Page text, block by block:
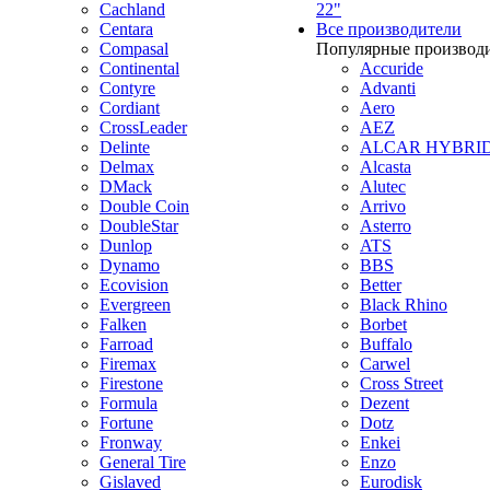
Cachland
Centara
Compasal
Continental
Contyre
Cordiant
CrossLeader
Delinte
Delmax
DMack
Double Coin
DoubleStar
Dunlop
Dynamo
Ecovision
Evergreen
Falken
Farroad
Firemax
Firestone
Formula
Fortune
Fronway
General Tire
Gislaved
22"
Все производители
Популярные
Accuride
Advanti
Aero
AEZ
ALCAR
Alcasta
Alutec
Arrivo
Asterro
ATS
BBS
Better
Black Rhino
Borbet
Buffalo
Carwel
Cross Street
Dezent
Dotz
Enkei
Enzo
Eurodisk